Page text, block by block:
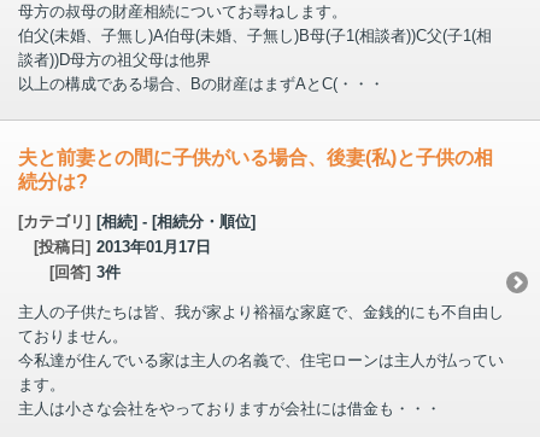
母方の叔母の財産相続についてお尋ねします。
伯父(未婚、子無し)A伯母(未婚、子無し)B母(子1(相談者))C父(子1(相
談者))D母方の祖父母は他界
以上の構成である場合、Bの財産はまずAとC(・・・
夫と前妻との間に子供がいる場合、後妻(私)と子供の相
続分は?
[カテゴリ] [相続] - [相続分・順位]
[投稿日] 2013年01月17日
[回答] 3件
主人の子供たちは皆、我が家より裕福な家庭で、金銭的にも不自由し
ておりません。
今私達が住んでいる家は主人の名義で、住宅ローンは主人が払ってい
ます。
主人は小さな会社をやっておりますが会社には借金も・・・